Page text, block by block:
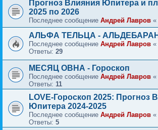
Прогноз Влияния Юпитера и
2025 по 2026
Последнее сообщение Андрей Лавров «
АЛЬФА ТЕЛЬЦА - АЛЬДЕБАРАН
Последнее сообщение Андрей Лавров «
Ответы: 29
МЕСЯЦ ОВНА - Гороскоп
Последнее сообщение Андрей Лавров «
Ответы: 11
LOVE-Гороскоп 2025: Прогноз
Юпитера 2024-2025
Последнее сообщение Андрей Лавров «
Ответы: 5